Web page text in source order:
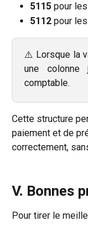
5115 pour
5112 pour
⚠️ Lorsque la
une colonne
comptable.
Cette structure
paiement et de
correctement,
V. Bonnes
Pour tirer le